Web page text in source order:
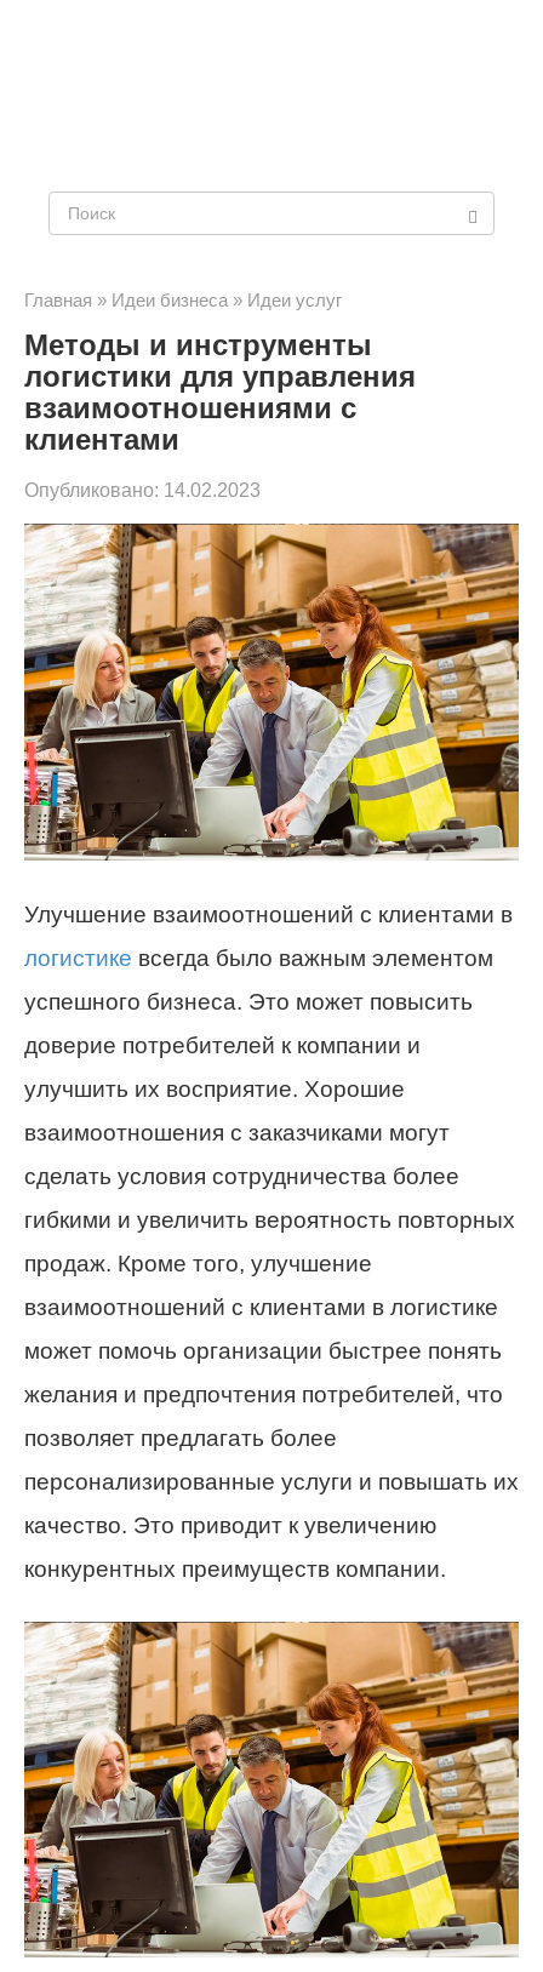
Главная » Идеи бизнеса » Идеи услуг
Методы и инструменты
логистики для управления
взаимоотношениями с
клиентами
Опубликовано: 14.02.2023
Улучшение взаимоотношений с клиентами в
логистике всегда было важным элементом
успешного бизнеса. Это может повысить
доверие потребителей к компании и
улучшить их восприятие. Хорошие
взаимоотношения с заказчиками могут
сделать условия сотрудничества более
гибкими и увеличить вероятность повторных
продаж. Кроме того, улучшение
взаимоотношений с клиентами в логистике
может помочь организации быстрее понять
желания и предпочтения потребителей, что
позволяет предлагать более
персонализированные услуги и повышать их
качество. Это приводит к увеличению
конкурентных преимуществ компании.